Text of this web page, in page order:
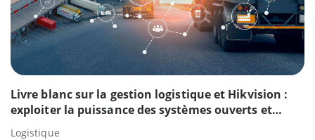
Livre blanc sur la gestion logistique et Hikvision :
exploiter la puissance des systèmes ouverts et
collaboratifs dans le domaine de la logistique
Logistique